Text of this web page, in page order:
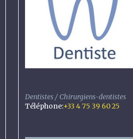
Dentistes / Chirurgiens-dentistes
Téléphone:+33 4 75 39 60 25